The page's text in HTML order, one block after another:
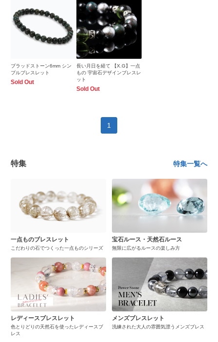
ブラッドストーン6mm シン
プルブレスレット
Sold Out
長い月日を経て 【X.G】一点
もの 宇宙石デザインブレスレ
ット
Sold Out
1
特集 特集一覧へ
一点ものブレスレット
こだわりの石でつくった一点ものシリーズ
宝石ルース・天然石ルース
無限に広がるルースの楽しみ方
レディースブレスレット
色とりどりの天然石を使ったレディースブ
レス
メンズブレスレット
洗練された大人の雰囲気漂うメンズブレス